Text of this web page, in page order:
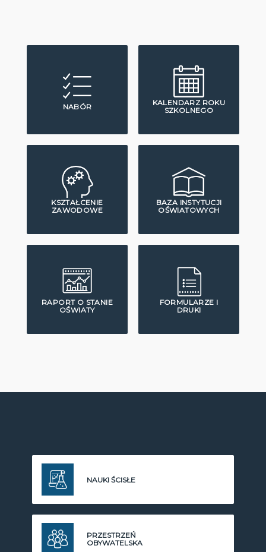
NABÓR
KALENDARZ ROKU
SZKOLNEGO
KSZTAŁCENIE
ZAWODOWE
BAZA INSTYTUCJI
OŚWIATOWYCH
RAPORT O STANIE
OŚWIATY
FORMULARZE I
DRUKI
NAUKI ŚCISŁE
PRZESTRZEŃ
OBYWATELSKA